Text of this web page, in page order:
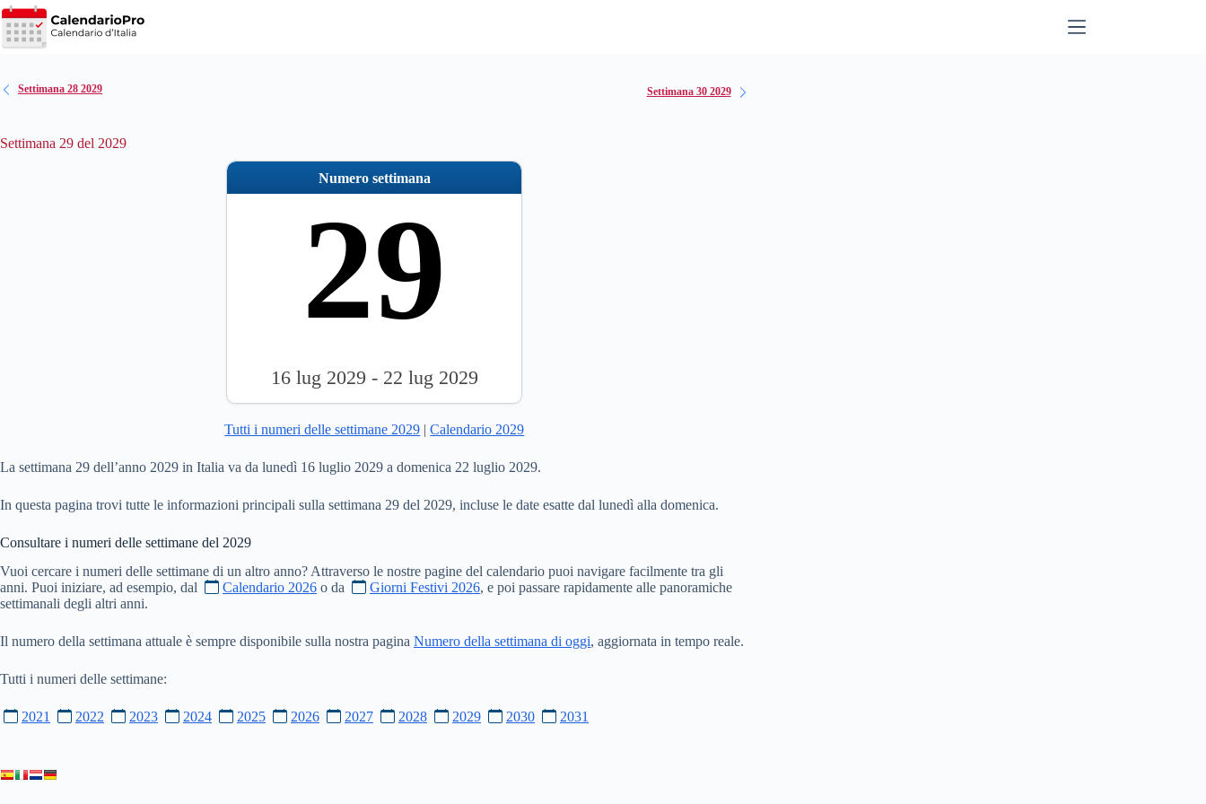
Salta
al
contenuto
Settimana 28 2029 Settimana 30 2029
Settimana 29 del 2029
Numero settimana
29
16 lug 2029 - 22 lug 2029
Tutti i numeri delle settimane 2029 |Calendario 2029
La settimana 29 dell’anno 2029 in Italia va da lunedì 16 luglio 2029 a domenica 22 luglio 2029.
In questa pagina trovi tutte le informazioni principali sulla settimana 29 del 2029, incluse le date esatte dal lunedì alla domenica.
Consultare i numeri delle settimane del 2029
Vuoi cercare i numeri delle settimane di un altro anno? Attraverso le nostre pagine del calendario puoi navigare facilmente tra gli
anni. Puoi iniziare, ad esempio, dal
Calendario 2026 o da Giorni Festivi 2026, e poi passare rapidamente alle panoramiche
settimanali degli altri anni.
Il numero della settimana attuale è sempre disponibile sulla nostra pagina Numero della settimana di oggi, aggiornata in tempo reale.
Tutti i numeri delle settimane:
2021 2022 2023 2024 2025 2026 2027 2028 2029 2030 2031